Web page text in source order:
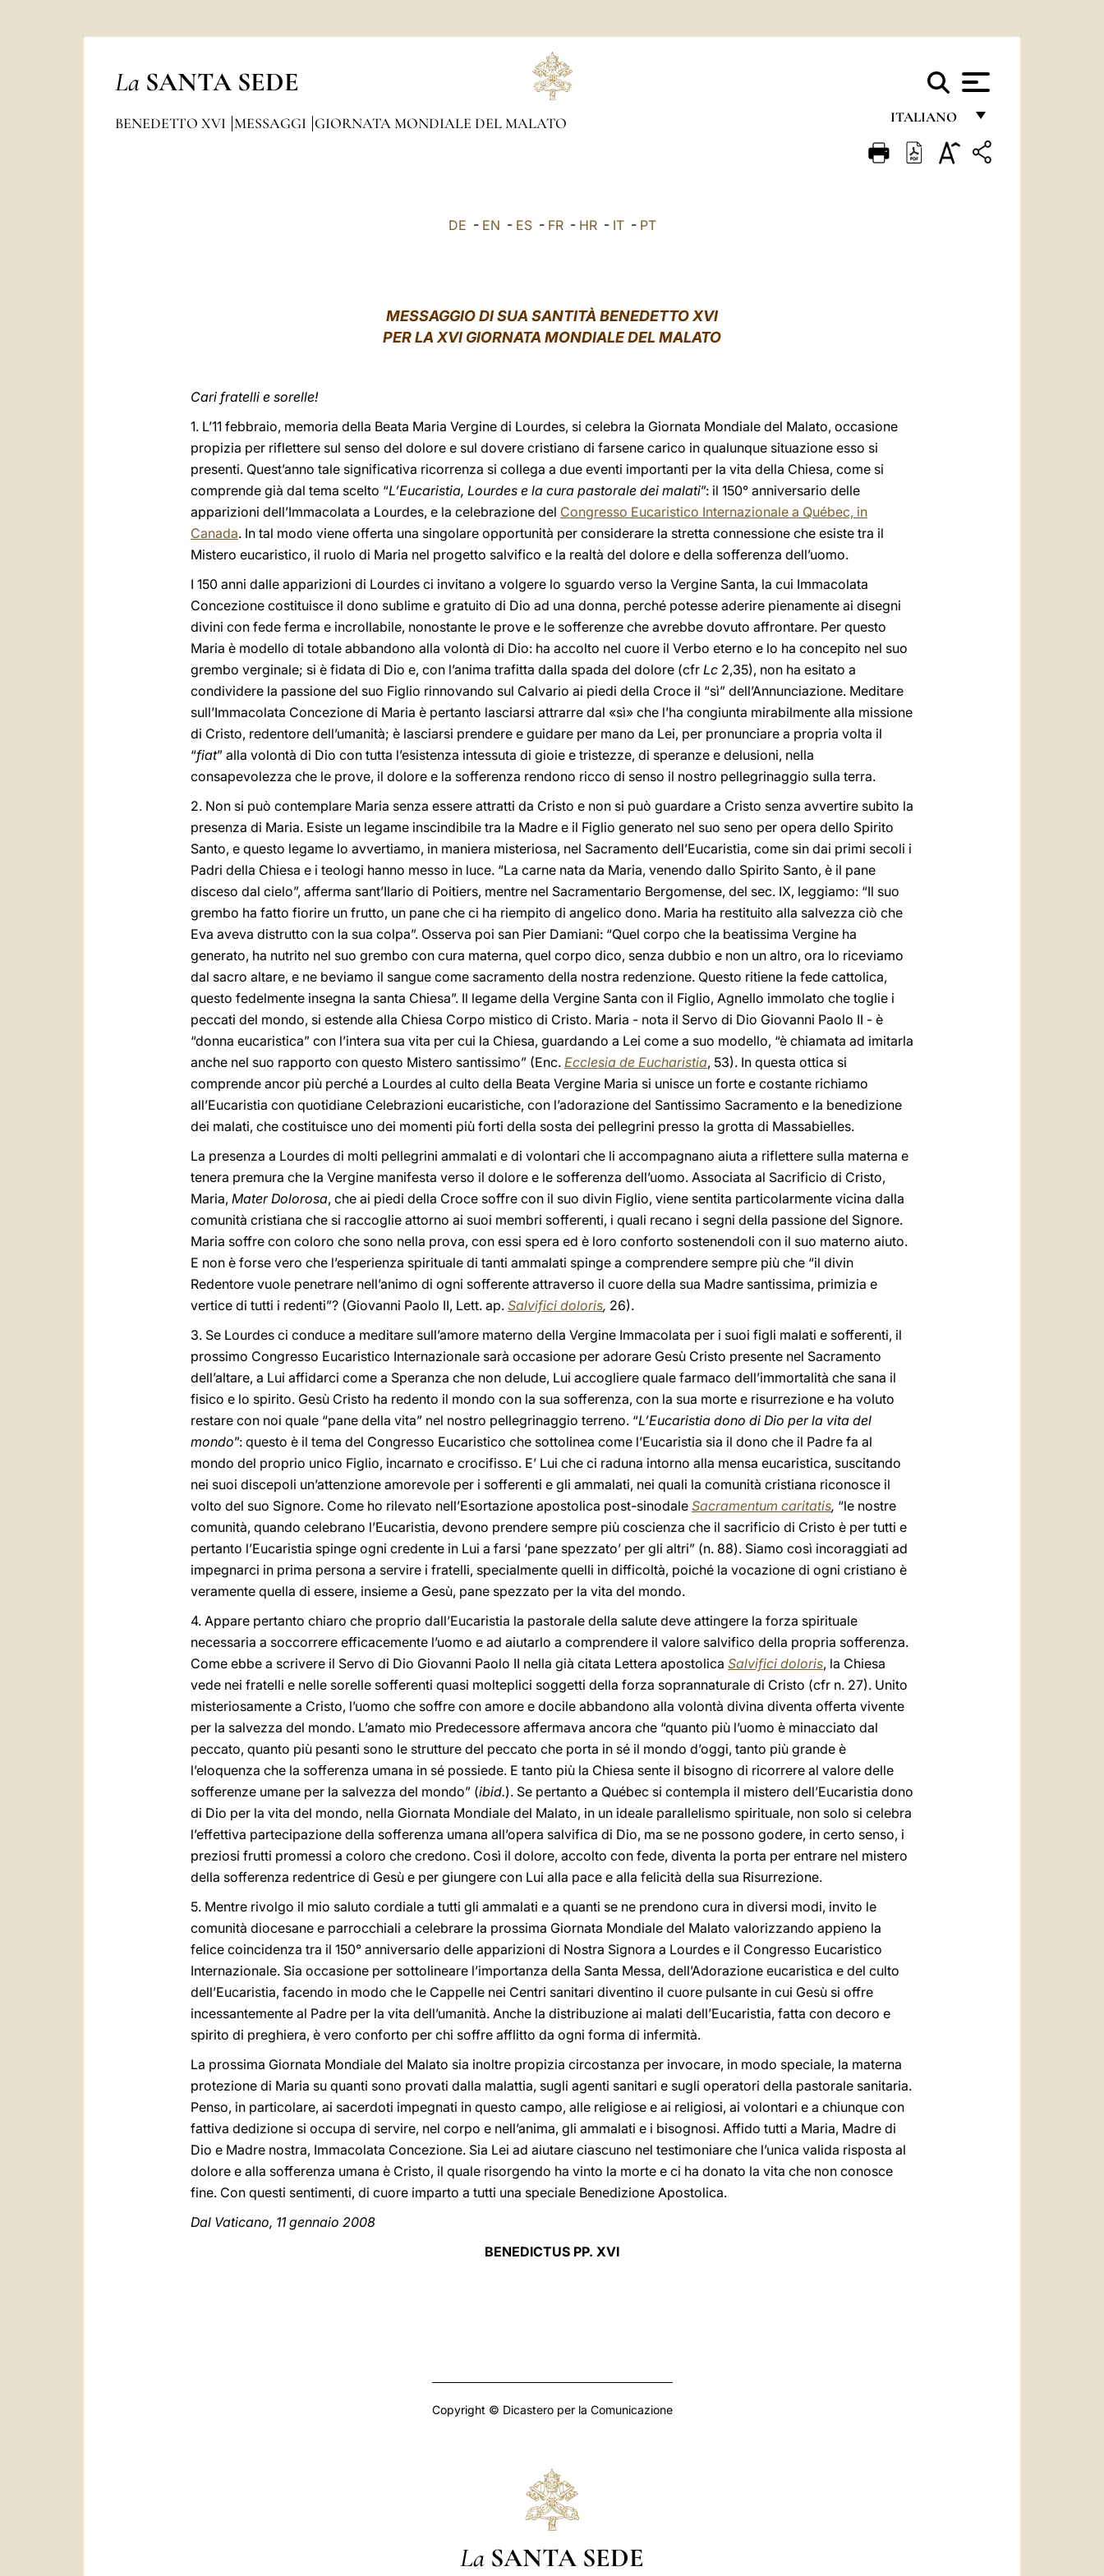
La SANTA SEDE
ITALIANO
FRANÇAIS
LATINE
BENEDETTO XVI MESSAGGI GIORNATA MONDIALE DEL MALATO
DE - EN - ES- FR- HR- IT- PT
MESSAGGIO DI SUA SANTITÀ BENEDETTO XVI
PER LA XVI GIORNATA MONDIALE DEL MALATO
Cari fratelli e sorelle!
1. L’11 febbraio, memoria della Beata Maria Vergine di Lourdes, si celebra la Giornata Mondiale del Malato, occasione
propizia per riflettere sul senso del dolore e sul dovere cristiano di farsene carico in qualunque situazione esso si
presenti. Quest’anno tale significativa ricorrenza si collega a due eventi importanti per la vita della Chiesa, come si
comprende già dal tema scelto “L’Eucaristia, Lourdes e la cura pastorale dei malati”: il 150° anniversario delle
apparizioni dell’Immacolata a Lourdes, e la celebrazione del Congresso Eucaristico Internazionale a Québec, in
Canada. In tal modo viene offerta una singolare opportunità per considerare la stretta connessione che esiste tra il
Mistero eucaristico, il ruolo di Maria nel progetto salvifico e la realtà del dolore e della sofferenza dell’uomo.
I 150 anni dalle apparizioni di Lourdes ci invitano a volgere lo sguardo verso la Vergine Santa, la cui Immacolata
Concezione costituisce il dono sublime e gratuito di Dio ad una donna, perché potesse aderire pienamente ai disegni
divini con fede ferma e incrollabile, nonostante le prove e le sofferenze che avrebbe dovuto affrontare. Per questo
Maria è modello di totale abbandono alla volontà di Dio: ha accolto nel cuore il Verbo eterno e lo ha concepito nel suo
grembo verginale; si è fidata di Dio e, con l’anima trafitta dalla spada del dolore (cfr Lc 2,35), non ha esitato a
condividere la passione del suo Figlio rinnovando sul Calvario ai piedi della Croce il “sì” dell’Annunciazione. Meditare
sull’Immacolata Concezione di Maria è pertanto lasciarsi attrarre dal «sì» che l’ha congiunta mirabilmente alla missione
di Cristo, redentore dell’umanità; è lasciarsi prendere e guidare per mano da Lei, per pronunciare a propria volta il
“fiat” alla volontà di Dio con tutta l’esistenza intessuta di gioie e tristezze, di speranze e delusioni, nella
consapevolezza che le prove, il dolore e la sofferenza rendono ricco di senso il nostro pellegrinaggio sulla terra.
2. Non si può contemplare Maria senza essere attratti da Cristo e non si può guardare a Cristo senza avvertire subito la
presenza di Maria. Esiste un legame inscindibile tra la Madre e il Figlio generato nel suo seno per opera dello Spirito
Santo, e questo legame lo avvertiamo, in maniera misteriosa, nel Sacramento dell’Eucaristia, come sin dai primi secoli i
Padri della Chiesa e i teologi hanno messo in luce. “La carne nata da Maria, venendo dallo Spirito Santo, è il pane
disceso dal cielo”, afferma sant’Ilario di Poitiers, mentre nel Sacramentario Bergomense, del sec. IX, leggiamo: “Il suo
grembo ha fatto fiorire un frutto, un pane che ci ha riempito di angelico dono. Maria ha restituito alla salvezza ciò che
Eva aveva distrutto con la sua colpa”. Osserva poi san Pier Damiani: “Quel corpo che la beatissima Vergine ha
generato, ha nutrito nel suo grembo con cura materna, quel corpo dico, senza dubbio e non un altro, ora lo riceviamo
dal sacro altare, e ne beviamo il sangue come sacramento della nostra redenzione. Questo ritiene la fede cattolica,
questo fedelmente insegna la santa Chiesa”. Il legame della Vergine Santa con il Figlio, Agnello immolato che toglie i
peccati del mondo, si estende alla Chiesa Corpo mistico di Cristo. Maria - nota il Servo di Dio Giovanni Paolo II - è
“donna eucaristica” con l’intera sua vita per cui la Chiesa, guardando a Lei come a suo modello, “è chiamata ad imitarla
anche nel suo rapporto con questo Mistero santissimo” (Enc. Ecclesia de Eucharistia, 53). In questa ottica si
comprende ancor più perché a Lourdes al culto della Beata Vergine Maria si unisce un forte e costante richiamo
all’Eucaristia con quotidiane Celebrazioni eucaristiche, con l’adorazione del Santissimo Sacramento e la benedizione
dei malati, che costituisce uno dei momenti più forti della sosta dei pellegrini presso la grotta di Massabielles.
La presenza a Lourdes di molti pellegrini ammalati e di volontari che li accompagnano aiuta a riflettere sulla materna e
tenera premura che la Vergine manifesta verso il dolore e le sofferenza dell’uomo. Associata al Sacrificio di Cristo,
Maria, Mater Dolorosa, che ai piedi della Croce soffre con il suo divin Figlio, viene sentita particolarmente vicina dalla
comunità cristiana che si raccoglie attorno ai suoi membri sofferenti, i quali recano i segni della passione del Signore.
Maria soffre con coloro che sono nella prova, con essi spera ed è loro conforto sostenendoli con il suo materno aiuto.
E non è forse vero che l’esperienza spirituale di tanti ammalati spinge a comprendere sempre più che “il divin
Redentore vuole penetrare nell’animo di ogni sofferente attraverso il cuore della sua Madre santissima, primizia e
vertice di tutti i redenti”? (Giovanni Paolo II, Lett. ap. Salvifici doloris, 26).
3. Se Lourdes ci conduce a meditare sull’amore materno della Vergine Immacolata per i suoi figli malati e sofferenti, il
prossimo Congresso Eucaristico Internazionale sarà occasione per adorare Gesù Cristo presente nel Sacramento
dell’altare, a Lui affidarci come a Speranza che non delude, Lui accogliere quale farmaco dell’immortalità che sana il
fisico e lo spirito. Gesù Cristo ha redento il mondo con la sua sofferenza, con la sua morte e risurrezione e ha voluto
restare con noi quale “pane della vita” nel nostro pellegrinaggio terreno. “L’Eucaristia dono di Dio per la vita del
mondo”: questo è il tema del Congresso Eucaristico che sottolinea come l’Eucaristia sia il dono che il Padre fa al
mondo del proprio unico Figlio, incarnato e crocifisso. E’ Lui che ci raduna intorno alla mensa eucaristica, suscitando
nei suoi discepoli un’attenzione amorevole per i sofferenti e gli ammalati, nei quali la comunità cristiana riconosce il
volto del suo Signore. Come ho rilevato nell’Esortazione apostolica post-sinodale Sacramentum caritatis, “le nostre
comunità, quando celebrano l’Eucaristia, devono prendere sempre più coscienza che il sacrificio di Cristo è per tutti e
pertanto l’Eucaristia spinge ogni credente in Lui a farsi ‘pane spezzato’ per gli altri” (n. 88). Siamo così incoraggiati ad
impegnarci in prima persona a servire i fratelli, specialmente quelli in difficoltà, poiché la vocazione di ogni cristiano è
veramente quella di essere, insieme a Gesù, pane spezzato per la vita del mondo.
4. Appare pertanto chiaro che proprio dall’Eucaristia la pastorale della salute deve attingere la forza spirituale
necessaria a soccorrere efficacemente l’uomo e ad aiutarlo a comprendere il valore salvifico della propria sofferenza.
Come ebbe a scrivere il Servo di Dio Giovanni Paolo II nella già citata Lettera apostolica Salvifici doloris, la Chiesa
vede nei fratelli e nelle sorelle sofferenti quasi molteplici soggetti della forza soprannaturale di Cristo (cfr n. 27). Unito
misteriosamente a Cristo, l’uomo che soffre con amore e docile abbandono alla volontà divina diventa offerta vivente
per la salvezza del mondo. L’amato mio Predecessore affermava ancora che “quanto più l’uomo è minacciato dal
peccato, quanto più pesanti sono le strutture del peccato che porta in sé il mondo d’oggi, tanto più grande è
l’eloquenza che la sofferenza umana in sé possiede. E tanto più la Chiesa sente il bisogno di ricorrere al valore delle
sofferenze umane per la salvezza del mondo” (ibid.). Se pertanto a Québec si contempla il mistero dell’Eucaristia dono
di Dio per la vita del mondo, nella Giornata Mondiale del Malato, in un ideale parallelismo spirituale, non solo si celebra
l’effettiva partecipazione della sofferenza umana all’opera salvifica di Dio, ma se ne possono godere, in certo senso, i
preziosi frutti promessi a coloro che credono. Così il dolore, accolto con fede, diventa la porta per entrare nel mistero
della sofferenza redentrice di Gesù e per giungere con Lui alla pace e alla felicità della sua Risurrezione.
5. Mentre rivolgo il mio saluto cordiale a tutti gli ammalati e a quanti se ne prendono cura in diversi modi, invito le
comunità diocesane e parrocchiali a celebrare la prossima Giornata Mondiale del Malato valorizzando appieno la
felice coincidenza tra il 150° anniversario delle apparizioni di Nostra Signora a Lourdes e il Congresso Eucaristico
Internazionale. Sia occasione per sottolineare l’importanza della Santa Messa, dell’Adorazione eucaristica e del culto
dell’Eucaristia, facendo in modo che le Cappelle nei Centri sanitari diventino il cuore pulsante in cui Gesù si offre
incessantemente al Padre per la vita dell’umanità. Anche la distribuzione ai malati dell’Eucaristia, fatta con decoro e
spirito di preghiera, è vero conforto per chi soffre afflitto da ogni forma di infermità.
La prossima Giornata Mondiale del Malato sia inoltre propizia circostanza per invocare, in modo speciale, la materna
protezione di Maria su quanti sono provati dalla malattia, sugli agenti sanitari e sugli operatori della pastorale sanitaria.
Penso, in particolare, ai sacerdoti impegnati in questo campo, alle religiose e ai religiosi, ai volontari e a chiunque con
fattiva dedizione si occupa di servire, nel corpo e nell’anima, gli ammalati e i bisognosi. Affido tutti a Maria, Madre di
Dio e Madre nostra, Immacolata Concezione. Sia Lei ad aiutare ciascuno nel testimoniare che l’unica valida risposta al
dolore e alla sofferenza umana è Cristo, il quale risorgendo ha vinto la morte e ci ha donato la vita che non conosce
fine. Con questi sentimenti, di cuore imparto a tutti una speciale Benedizione Apostolica.
Dal Vaticano, 11 gennaio 2008
BENEDICTUS PP. XVI
Copyright © Dicastero per la Comunicazione
La SANTA SEDE